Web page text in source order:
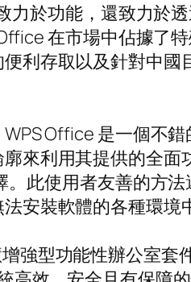
力於功能，還致力於
在市場中佔據了
利存取以及針對中
Office 是一個不
來利用其提供的全
此使用者友善的方
安裝軟體的各種環境
強型功能性辦公室套